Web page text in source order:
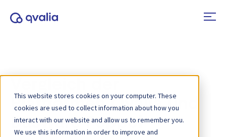
This website stores cookies on your computer. These
cookies are used to collect information about how you
interact with our website and allow us to remember you.
We use this information in order to improve and
Plattformen Qvalia und
Basware Peppol